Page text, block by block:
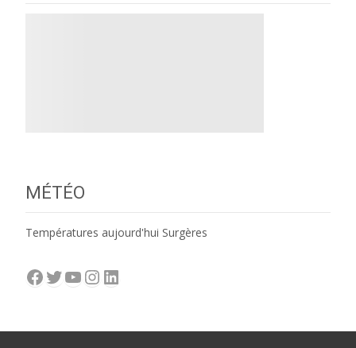
MÉTÉO
Températures aujourd'hui Surgères
Facebook
Twitter
YouTube
Instagram
LinkedIn